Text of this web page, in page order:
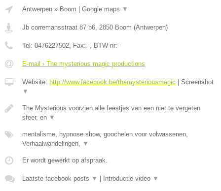
Antwerpen » Boom | Google maps ▼
Jb corremansstraat 87 b6 2850 Boom (Antwerpen)
Tel: 0476227502 , Fax: - , BTW-nr: -
E-mail › The mysterious magic productions
Website: http://www.facebook.be/themysteriousmagic | Screenshot
▼
The Mysterious voorzien alle feestjes van een niet te vergeten
sfeer, en ▼
mentalisme, hypnose show, goochelen voor volwassenen,
Verhaalwandelingen,
▼
Er wordt gewerkt op afspraak.
Laatste facebook posts ▼ | Introductie video ▼